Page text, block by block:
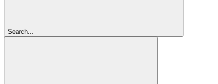
Search...